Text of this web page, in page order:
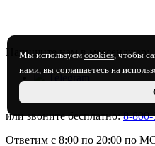
Мы используем cookies, чтобы
нами, вы соглашаетесь на
Напишите нам в мессенджер:
или звоните бесплатно:8-
Ответим с 8:00 по 20:00 по